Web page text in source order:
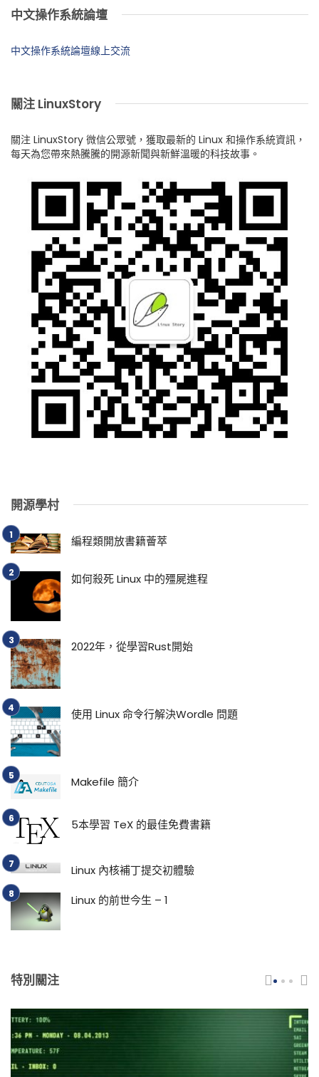
中文操作系統論壇
中文操作系統論壇線上交流
關注 LinuxStory
關注 LinuxStory 微信公眾號，獲取最新的 Linux 和操作系統資訊，
每天為您帶來熱騰騰的開源新聞與新鮮溫暖的科技故事。
開源學村
編程類開放書籍薈萃
如何殺死 Linux 中的殭屍進程
2022年，從學習Rust開始
使用 Linux 命令行解決Wordle 問題
Makefile 簡介
5本學習 TeX 的最佳免費書籍
Linux 內核補丁提交初體驗
Linux 的前世今生 – 1
特別關注